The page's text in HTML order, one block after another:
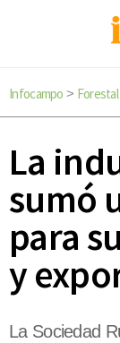
Infocampo > Forestal
La
sumó
para
y
La Sociedad